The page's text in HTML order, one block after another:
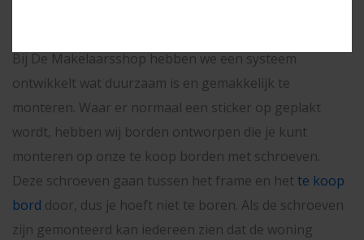
Bij De Makelaarsshop hebben we een systeem
ontwikkelt wat duurzaam is en gemakkelijk te
monteren. Waar er normaal een sticker op geplakt
wordt, hebben wij borden ontworpen die je kunt
monteren op onze te koop borden met schroeven.
Deze schroeven gaan tussen het frame en het te koop
bord door, dus je hoeft niet te boren. Als de schroeven
zijn gemonteerd kan iedereen zien dat de woning